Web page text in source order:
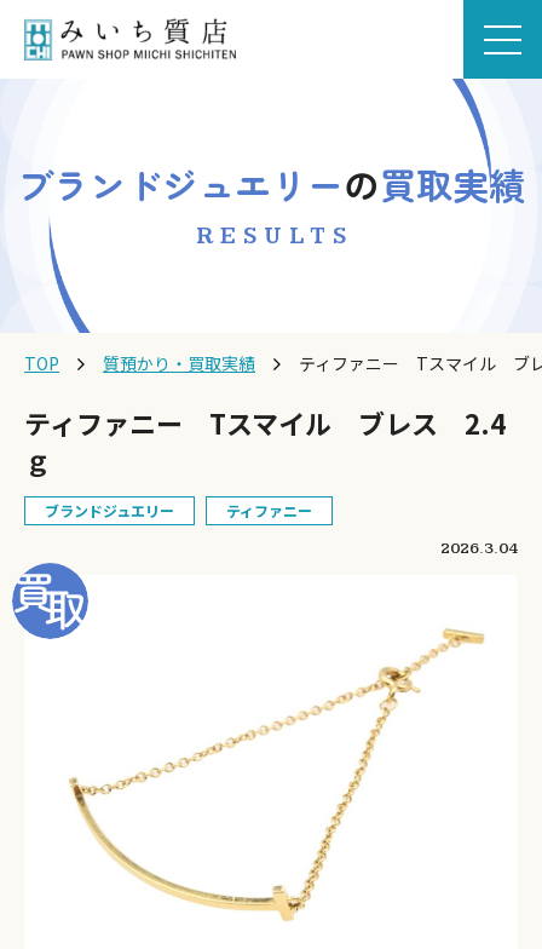
ブランドジュエリーの買取実績
RESULTS
TOP 質預かり・買取実績 ティファニー Tスマイル
ティファニー Tスマイル ブレス 2.4
ｇ
ブランドジュエリー ティファニー
2026.3.04